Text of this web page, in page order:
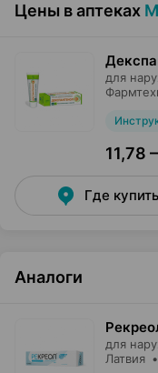
Цены в аптеках
для
11,78
Где купить
Аналоги
для
Латвия •